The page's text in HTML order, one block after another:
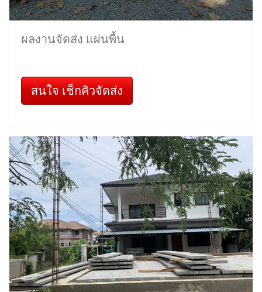
ผลงานจัดส่ง แผ่นพื้น
สนใจ เช็กคิวจัดส่ง